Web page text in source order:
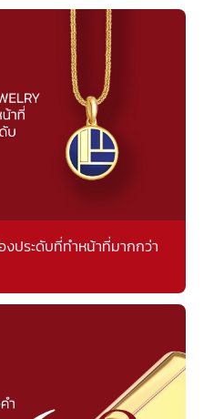
ประดับที่ทำหน้าที่มากกว่า